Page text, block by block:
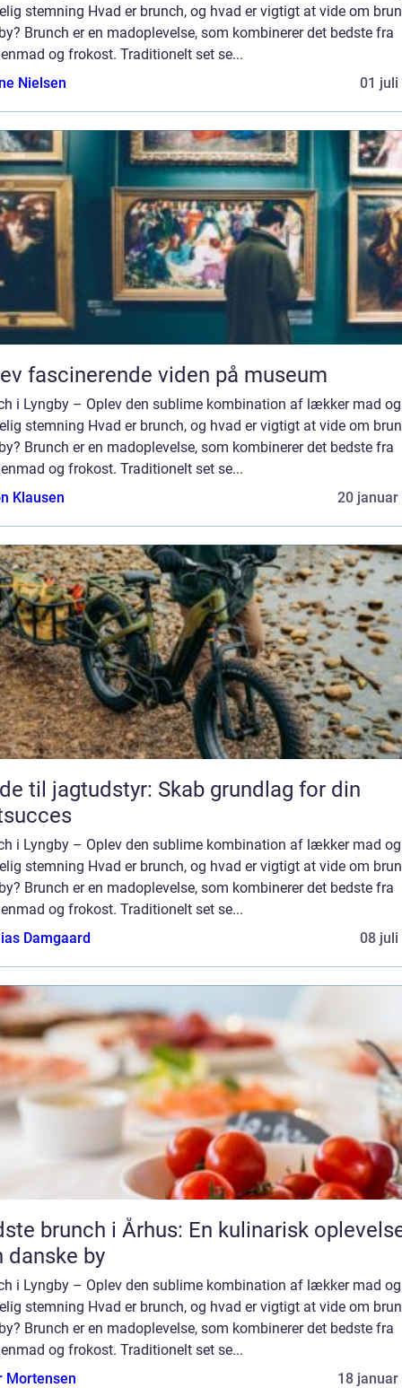
stemning Hvad er brunch, og hvad er vigtigt at vide om
Brunch er en madoplevelse, som kombinerer det bedste fra
og frokost. Traditionelt set se...
Nielsen
01 juli
fascinerende viden på museum
i Lyngby – Oplev den sublime kombination af lækker mad og
stemning Hvad er brunch, og hvad er vigtigt at vide om
Brunch er en madoplevelse, som kombinerer det bedste fra
og frokost. Traditionelt set se...
Klausen
20 januar
til jagtudstyr: Skab grundlag for din
i Lyngby – Oplev den sublime kombination af lækker mad og
stemning Hvad er brunch, og hvad er vigtigt at vide om
Brunch er en madoplevelse, som kombinerer det bedste fra
og frokost. Traditionelt set se...
Damgaard
08 juli
brunch i Århus: En kulinarisk
danske by
i Lyngby – Oplev den sublime kombination af lækker mad og
stemning Hvad er brunch, og hvad er vigtigt at vide om
Brunch er en madoplevelse, som kombinerer det bedste fra
og frokost. Traditionelt set se...
Mortensen
18 januar